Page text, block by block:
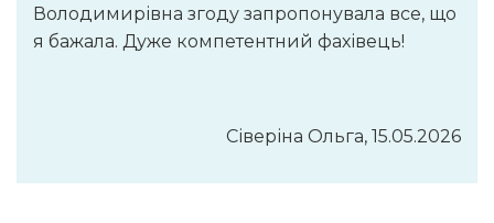
Володимирівна згоду запропонувала все, що
я бажала. Дуже компетентний фахівець!
Сіверіна Ольга, 15.05.2026